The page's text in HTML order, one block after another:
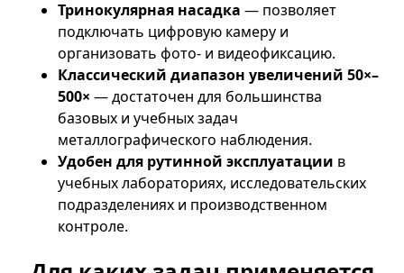
Тринокулярная насадка — позволяет
подключать цифровую камеру и
организовать фото- и видеофиксацию.
Классический диапазон увеличений 50×–
500× — достаточен для большинства
базовых и учебных задач
металлографического наблюдения.
Удобен для рутинной эксплуатации в
учебных лабораториях, исследовательских
подразделениях и производственном
контроле.